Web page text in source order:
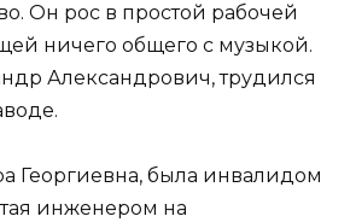
Он рос в простой рабочей
ничего общего с музыкой.
Александрович, трудился
Георгиевна, была инвалидом
инженером на